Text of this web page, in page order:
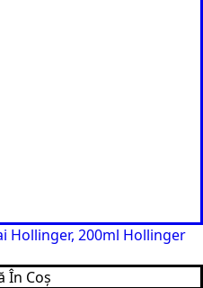
Hollinger, 200ml Hollinger
În Coș